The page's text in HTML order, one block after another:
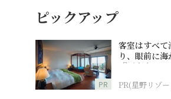
ピックアップ
PR
客室はすべて
り、眼前に海
『西表島ホテ
PR(星野リゾ